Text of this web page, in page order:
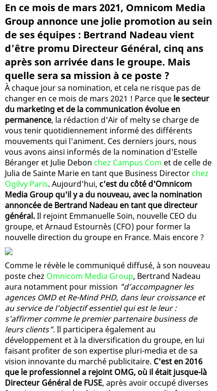
En ce mois de mars 2021, Omnicom Media
Group annonce une jolie promotion au sein
de ses équipes : Bertrand Nadeau vient
d'être promu Directeur Général, cinq ans
après son arrivée dans le groupe. Mais
quelle sera sa mission à ce poste ?
À chaque jour sa nomination, et cela ne risque pas de
changer en ce mois de mars 2021 ! Parce que le secteur
du marketing et de la communication évolue en
permanence, la rédaction d'Air of melty se charge de
vous tenir quotidiennement informé des différents
mouvements qui l'animent. Ces derniers jours, nous
vous avons ainsi informés de la nomination d'Estelle
Béranger et Julie Debon chez Campus Com et de celle de
Julia de Sainte Marie en tant que Business Director chez
Ogilvy Paris. Aujourd'hui, c'est du côté d'Omnicom
Media Group qu'il y a du nouveau, avec la nomination
annoncée de Bertrand Nadeau en tant que directeur
général.Il rejoint Emmanuelle Soin, nouvelle CEO du
groupe, et Arnaud Estournès (CFO) pour former la
nouvelle direction du groupe en France. Mais encore ?
Comme le révèle le communiqué diffusé, à son nouveau
poste chez Omnicom Media Group, Bertrand Nadeau
aura notamment pour mission "d’accompagner les
agences OMD et Re-Mind PHD, dans leur croissance et
au service de l’objectif essentiel qui est le leur :
s’affirmer comme le premier partenaire business de
leurs clients".Il participera également au
développement et à la diversification du groupe, en lui
faisant profiter de son expertise pluri-media et de sa
vision innovante du marché publicitaire. C'est en 2016
que le professionnel a rejoint OMG, où il était jusque-là
Directeur Général de FUSE, après avoir occupé diverses